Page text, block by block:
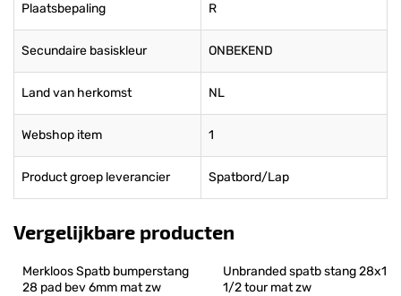
Plaatsbepaling R
Secundaire basiskleur ONBEKEND
Land van herkomst NL
Webshop item 1
Product groep leverancier Spatbord/Lap
Vergelijkbare producten
Merkloos Spatb bumperstang
28 pad bev 6mm mat zw
Unbranded spatb stang 28x1
1/2 tour mat zw